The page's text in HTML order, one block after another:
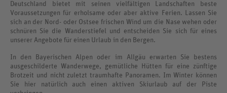
Deutschland bietet mit seinen vielfältigen Landschaften beste
Voraussetzungen für erholsame oder aber aktive Ferien. Lassen Sie
sich an der Nord- oder Ostsee frischen Wind um die Nase wehen oder
schnüren Sie die Wanderstiefel und entscheiden Sie sich für eines
unserer Angebote für einen Urlaub in den Bergen.
In den Bayerischen Alpen oder im Allgäu erwarten Sie bestens
ausgeschilderte Wanderwege, gemütliche Hütten für eine zünftige
Brotzeit und nicht zuletzt traumhafte Panoramen. Im Winter können
Sie hier natürlich auch einen aktiven Skiurlaub auf der Piste